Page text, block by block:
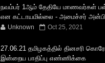
நவம்பர் 1ஆம் தேதியே மாணவர்கள்
என கட்டாயமில்லை - அமைச்சர்
Unknown Oct 25, 2021
27.06.21 தமிழகத்தில் தினசரி
இன்றைய பாதிப்பு எண்ணிக்கை